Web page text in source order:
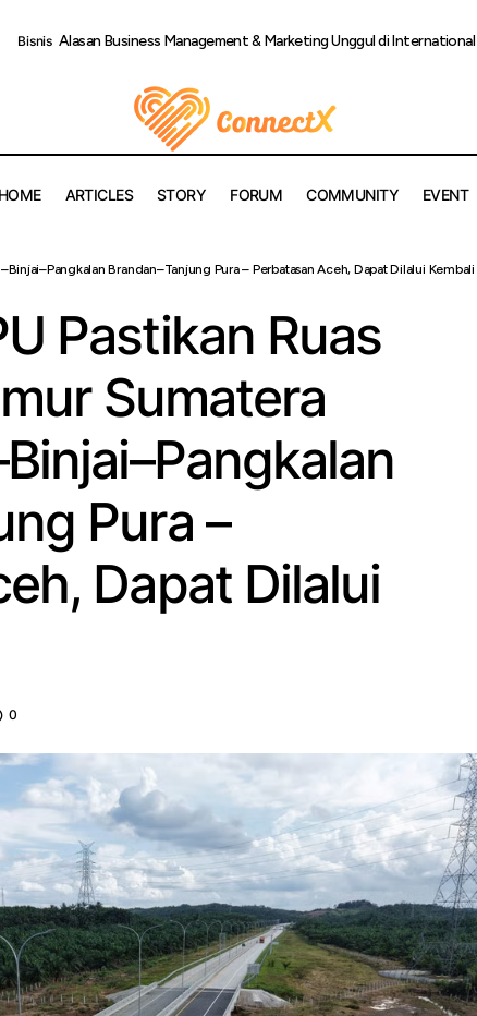
Bisnis Alasan Business Management & Marketing Unggul di
HOME ARTICLES STORY FORUM COMMUNITY EVENT
Brandan–Tanjung Pura – Perbatasan Aceh, Dapat Dilalui
Brandan–Tanjung Pura – Perbatasan Aceh, Dapat Dilalui Kembali
Pastikan Ruas
Sumatera
Pura –
Dapat Dilalui
0